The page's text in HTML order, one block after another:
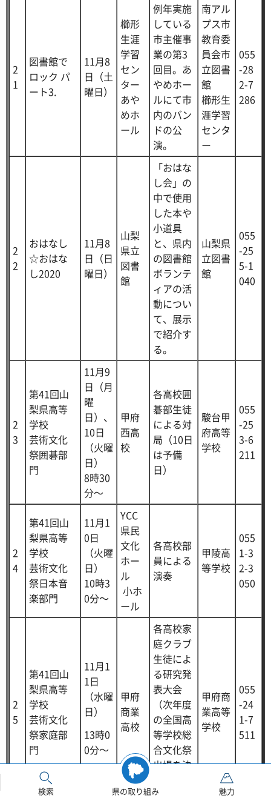
検索 県の取り組み 魅力
2
1
図書館で
ロック パ
ート3.
11月8
日（土
曜日）
櫛形
生涯
学習
セン
ター
あや
めホ
ール
例年実施
している
市主催事
業の第3
回目。あ
やめホー
ルにて市
内のバン
ドの公
演。
南アル
プス市
教育委
員会市
立図書
館
櫛形生
涯学習
センタ
ー
055
-28
2-7
286
2
2
おはなし
☆おはな
し2020
11月8
日（日
曜日）
山梨
県立
図書
館
「おはな
し会」の
中で使用
した本や
小道具
と、県内
の図書館
ボランテ
ィアの活
動につい
て、展示
で紹介す
る。
山梨県
立図書
館
055
-25
5-1
040
2
3
第41回山
梨県高等
学校
芸術文化
祭囲碁部
門
11月9
日（月
曜
日）、
10日
（火曜
日）
8時30
分～
甲府
西高
校
各高校囲
碁部生徒
による対
局（10日
は予備
日）
駿台甲
府高等
学校
055
-25
3-6
211
2
4
第41回山
梨県高等
学校
芸術文化
祭日本音
楽部門
11月1
0日
（火曜
日）
10時3
0分～
YCC
県民
文化
ホー
ル
小ホ
ール
各高校部
員による
演奏
甲陵高
等学校
055
1-3
2-3
050
2
5
第41回山
梨県高等
学校
芸術文化
祭家庭部
門
11月1
1日
（水曜
日）
13時0
0分～
甲府
商業
高校
各高校家
庭クラブ
生徒によ
る研究発
表大会
（次年度
の全国高
等学校総
合文化祭
出場を決
クール）
甲府商
業高等
学校
055
-24
1-7
511